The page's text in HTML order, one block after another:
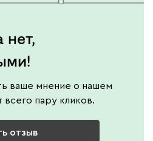
нет,
ваше мнение о нашем
всего пару кликов.
отзыв